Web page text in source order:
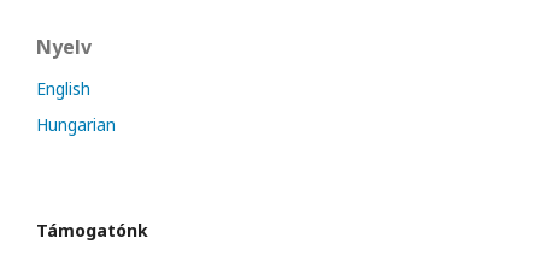
Nyelv
English
Hungarian
Támogatónk